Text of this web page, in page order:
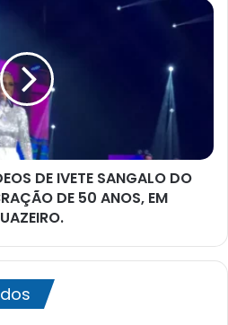
DE IVETE SANGALO DO
DE 50 ANOS, EM